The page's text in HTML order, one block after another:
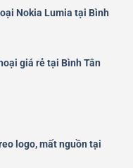
Nokia Lumia tại Bình
giá rẻ tại Bình Tân
logo, mất nguồn tại